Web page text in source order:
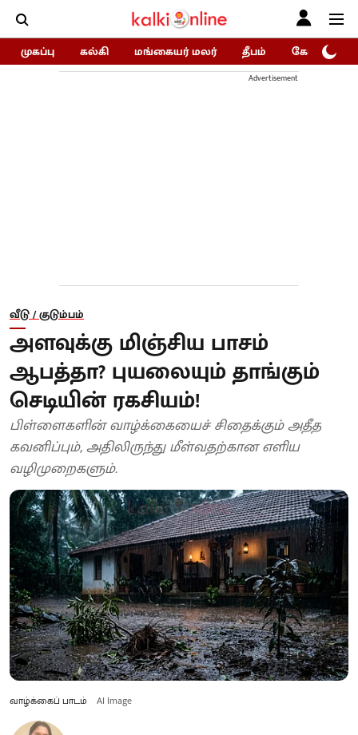
முகப்பு கல்கி மங்கையர் மலர் தீபம் கோகுலம்/
Advertisement
வீடு / குடும்பம்
அளவுக்கு மிஞ்சிய பாசம்
ஆபத்தா? புயலையும் தாங்கும்
செடியின் ரகசியம்!
பிள்ளைகளின் வாழ்க்கையைச் சிதைக்கும் அதீத
கவனிப்பும், அதிலிருந்து மீள்வதற்கான எளிய
வழிமுறைகளும்.
வாழ்க்கைப் பாடம் AI Image